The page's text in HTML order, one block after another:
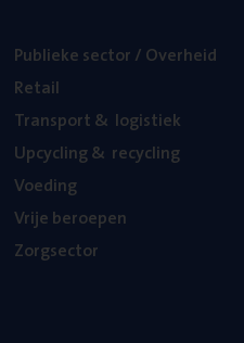
Publie­ke sec­tor / Overheid
Retail
Trans­port& logistiek
Upcy­cling& recycling
Voe­ding
Vrije beroe­pen
Zorg­sec­tor